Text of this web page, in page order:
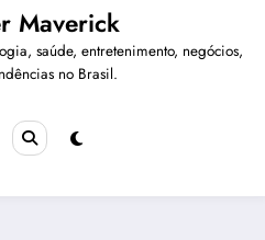
Maverick
saúde, entretenimento, negócios,
no Brasil.